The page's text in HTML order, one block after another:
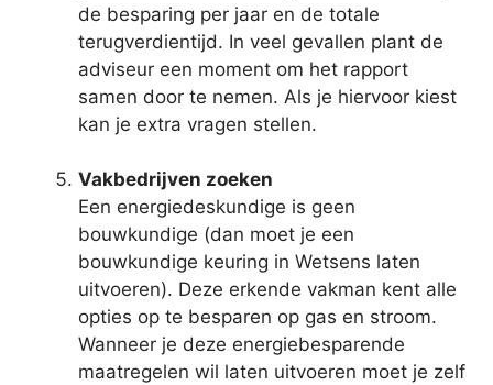
de besparing per jaar en de totale
terugverdientijd. In veel gevallen plant de
adviseur een moment om het rapport
samen door te nemen. Als je hiervoor kiest
kan je extra vragen stellen.
Vakbedrijven zoeken
Een energiedeskundige is geen
bouwkundige (dan moet je een
bouwkundige keuring in Wetsens laten
uitvoeren). Deze erkende vakman kent alle
opties op te besparen op gas en stroom.
Wanneer je deze energiebesparende
maatregelen wil laten uitvoeren moet je zelf